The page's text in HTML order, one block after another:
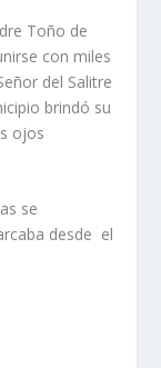
Toño de
con miles
del Salitre
brindó su
ojos
se
desde el